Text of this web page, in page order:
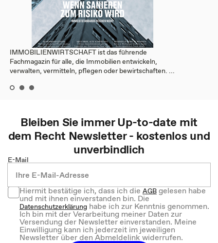
IMMOBILIENWIRTSCHAFT ist das führende
Fachmagazin für alle, die Immobilien entwickeln,
verwalten, vermitteln, pflegen oder bewirtschaften. ...
Bleiben Sie immer Up-to-date mit
dem Recht Newsletter - kostenlos und
unverbindlich
E-Mail
Hiermit bestätige ich, dass ich dieAGBgelesen habe
und mit ihnen einverstanden bin. Die
Datenschutzerklärung habe ich zur Kenntnis genommen.
Ich bin mit der Verarbeitung meiner Daten zur
Versendung der Newsletter einverstanden. Meine
Einwilligung kann ich jederzeit im jeweiligen
Newsletter über den Abmeldelink widerrufen.